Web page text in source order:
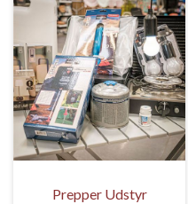
Prepper Udstyr